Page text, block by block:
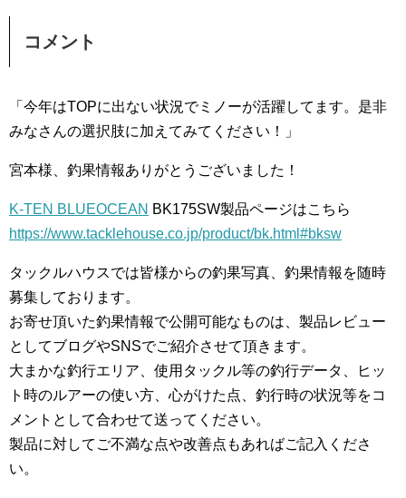
コメント
「今年はTOPに出ない状況でミノーが活躍してます。是非
みなさんの選択肢に加えてみてください！」
宮本様、釣果情報ありがとうございました！
K-TEN BLUEOCEAN BK175SW製品ページはこちら
https://www.tacklehouse.co.jp/product/bk.html#bksw
タックルハウスでは皆様からの釣果写真、釣果情報を随時
募集しております。
お寄せ頂いた釣果情報で公開可能なものは、製品レビュー
としてブログやSNSでご紹介させて頂きます。
大まかな釣行エリア、使用タックル等の釣行データ、ヒッ
ト時のルアーの使い方、心がけた点、釣行時の状況等をコ
メントとして合わせて送ってください。
製品に対してご不満な点や改善点もあればご記入くださ
い。